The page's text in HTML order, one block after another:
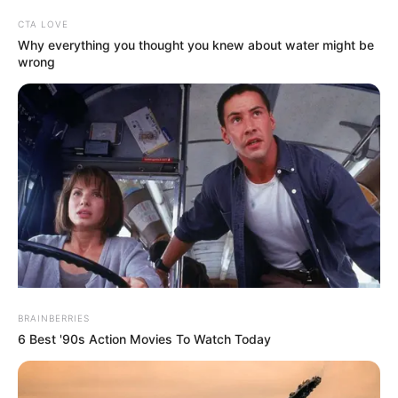
auf
spanischer
Urlaubsinsel
Kanaren-
auf
Urlaubsinsel
Welle reißt
mehrere
Touristen ins
Meer!
CTA LOVE
Why everything you thought you knew about water might be
wrong
BRAINBERRIES
6 Best '90s Action Movies To Watch Today